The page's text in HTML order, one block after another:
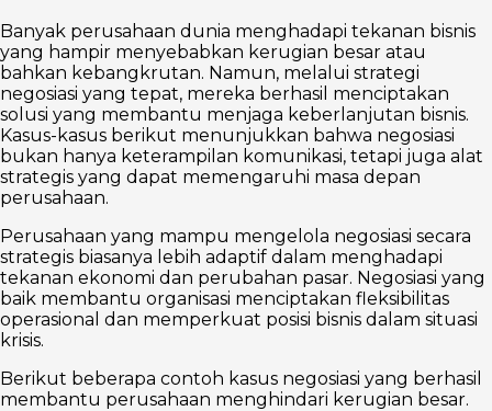
Banyak perusahaan dunia menghadapi tekanan bisnis
yang hampir menyebabkan kerugian besar atau
bahkan kebangkrutan. Namun, melalui strategi
negosiasi yang tepat, mereka berhasil menciptakan
solusi yang membantu menjaga keberlanjutan bisnis.
Kasus-kasus berikut menunjukkan bahwa negosiasi
bukan hanya keterampilan komunikasi, tetapi juga alat
strategis yang dapat memengaruhi masa depan
perusahaan.
Perusahaan yang mampu mengelola negosiasi secara
strategis biasanya lebih adaptif dalam menghadapi
tekanan ekonomi dan perubahan pasar. Negosiasi yang
baik membantu organisasi menciptakan fleksibilitas
operasional dan memperkuat posisi bisnis dalam situasi
krisis.
Berikut beberapa contoh kasus negosiasi yang berhasil
membantu perusahaan menghindari kerugian besar.